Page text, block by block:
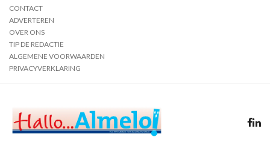
CONTACT
ADVERTEREN
OVER ONS
TIP DE REDACTIE
ALGEMENE VOORWAARDEN
PRIVACYVERKLARING